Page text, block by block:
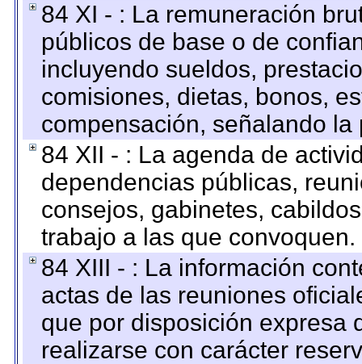
84 XI - : La remuneración
públicos de base o de
incluyendo sueldos,
comisiones, dietas, bonos,
compensación, señalando
84 XII - : La agenda de
dependencias públicas,
consejos, gabinetes,
trabajo a las que convoquen.
84 XIII - : La información
actas de las reuniones
que por disposición expresa
realizarse con carácter